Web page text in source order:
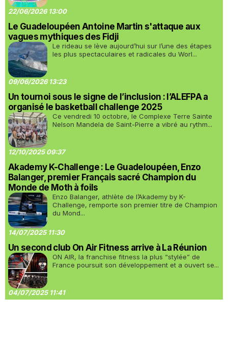
22/06/2026 13:00
Le Guadeloupéen Antoine Martin s'attaque aux
vagues mythiques des Fidji
Le rideau se lève aujourd’hui sur l’une des étapes
les plus spectaculaires et radicales du Worl...
09/06/2026 13:23
Un tournoi sous le signe de l’inclusion : l’ALEFPA a
organisé le basketball challenge 2025
Ce vendredi 10 octobre, le Complexe Terre Sainte
Nelson Mandela de Saint-Pierre a vibré au rythm...
12/10/2025 09:37
Akademy K-Challenge : Le Guadeloupéen, Enzo
Balanger, premier Français sacré Champion du
Monde de Moth à foils
Enzo Balanger, athlète de l’Akademy by K-
Challenge, remporte son premier titre de Champion
du Mond...
14/07/2025 11:30
Un second club On Air Fitness arrive à La Réunion
ON AIR, la franchise fitness la plus “stylée” de
France poursuit son développement et a ouvert se...
04/07/2025 11:41